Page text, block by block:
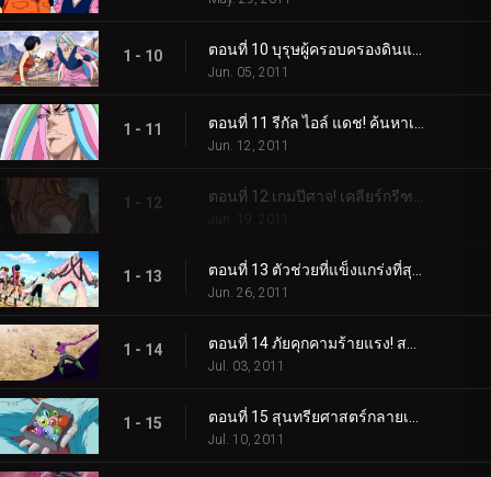
1 - 10
Jun. 05, 2011
1 - 11
Jun. 12, 2011
1 - 12
Jun. 19, 2011
1 - 13
Jun. 26, 2011
1 - 14
Jul. 03, 2011
1 - 15
Jul. 10, 2011